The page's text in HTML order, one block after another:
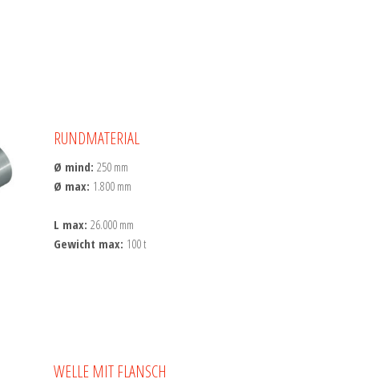
RUNDMATERIAL
Ø mind: 250 mm
Ø max: 1.800 mm
L max: 26.000 mm
Gewicht max: 100 t
WELLE MIT FLANSCH